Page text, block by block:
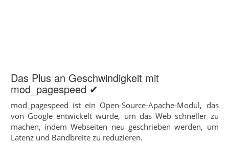
Das Plus an Geschwindigkeit mit
mod_pagespeed ✔
mod_pagespeed ist ein Open-Source-Apache-Modul, das
von Google entwickelt wurde, um das Web schneller zu
machen, indem Webseiten neu geschrieben werden, um
Latenz und Bandbreite zu reduzieren.